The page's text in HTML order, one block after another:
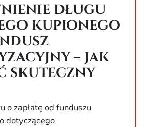
długu
kupionego
– jak
skuteczny
o zapłatę od funduszu
dotyczącego